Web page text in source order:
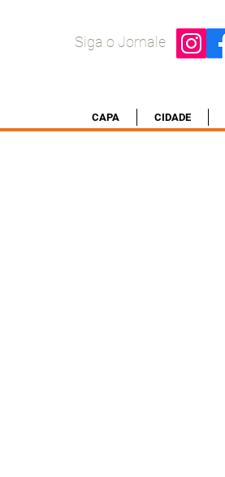
Siga o Jornale
CAPA CIDADE